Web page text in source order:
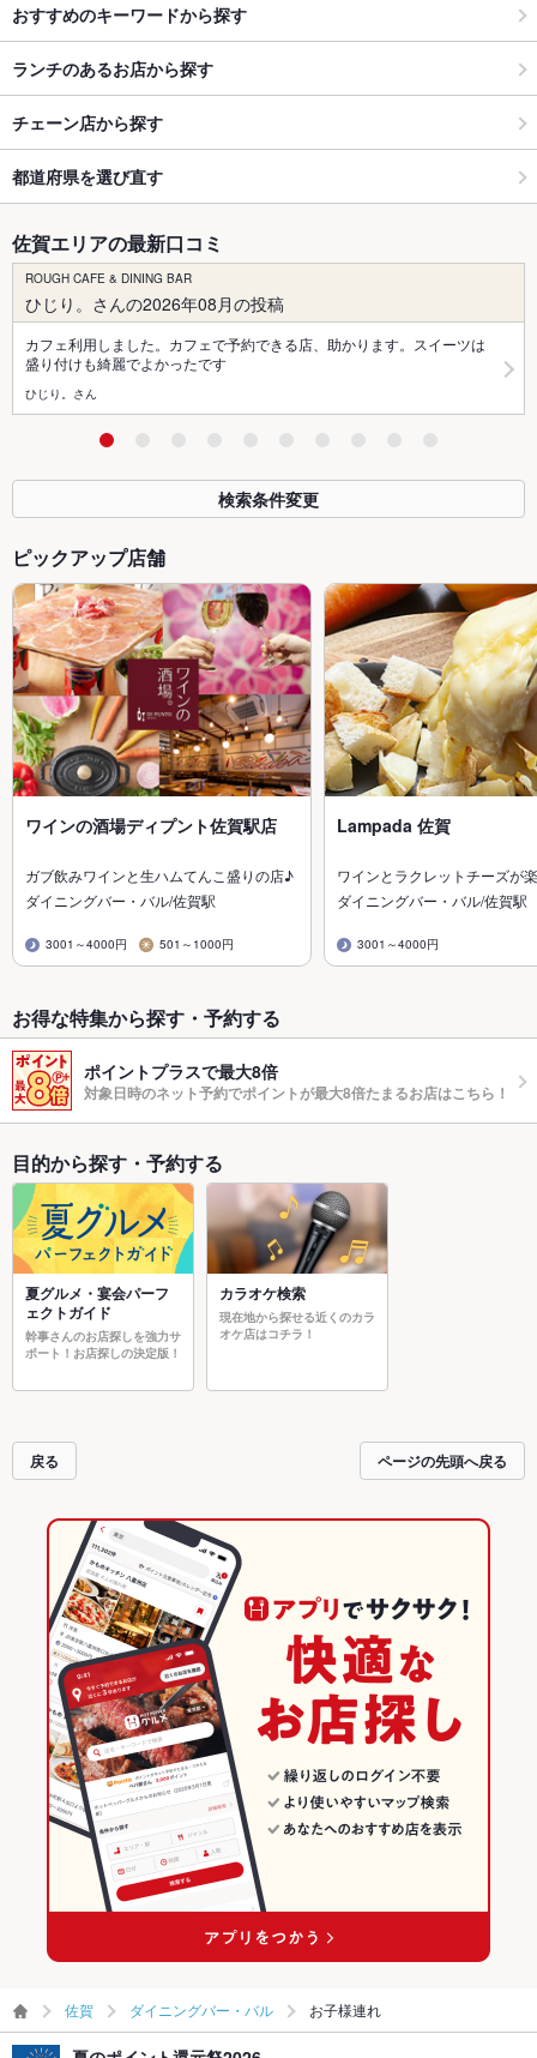
おすすめのキーワードから探す
ランチのあるお店から探す
チェーン店から探す
都道府県を選び直す
佐賀エリアの最新口コミ
ROUGH CAFE & DINING BAR
ひじり。さんの2026年08月の投稿
カフェ利用しました。カフェで予約できる店、助かります。スイーツは
盛り付けも綺麗でよかったです
ひじり。さん
検索条件変更
ピックアップ店舗
ワインの酒場ディプント佐賀駅店
ガブ飲みワインと生ハムてんこ盛りの店♪
ダイニングバー・バル/佐賀駅
3001～4000円 501～1000円
Lampada 佐賀
ワインとラクレットチーズが
ダイニングバー・バル/佐賀駅
3001～4000円
お得な特集から探す・予約する
ポイントプラスで最大8倍
対象日時のネット予約でポイントが最大8倍たまるお店はこちら！
目的から探す・予約する
夏グルメ・宴会パーフ
ェクトガイド
幹事さんのお店探しを強力サ
ポート！お店探しの決定版！
カラオケ検索
現在地から探せる近くのカラ
オケ店はコチラ！
戻る ページの先頭へ戻る
佐賀 ダイニングバー・バル お子様連れ